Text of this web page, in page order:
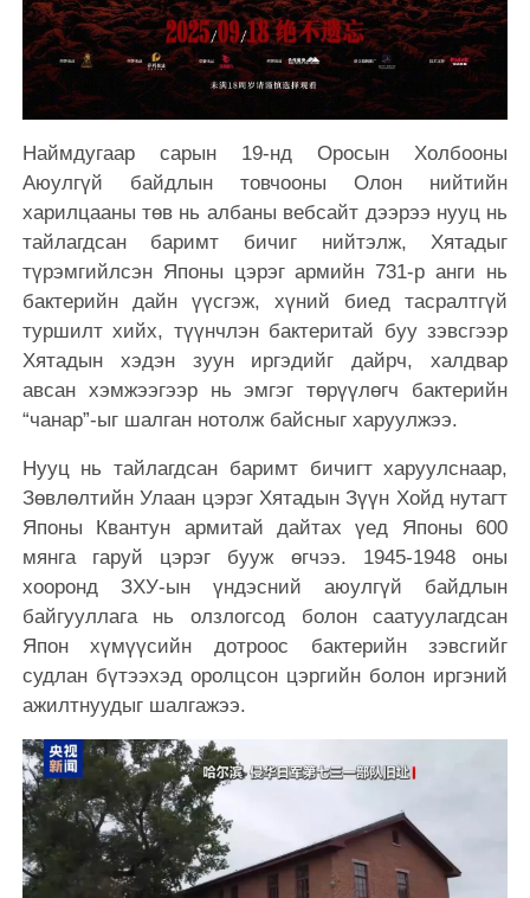
Наймдугаар сарын 19-нд Оросын Холбооны
Аюулгүй байдлын товчооны Олон нийтийн
харилцааны төв нь албаны вебсайт дээрээ нууц нь
тайлагдсан баримт бичиг нийтэлж, Хятадыг
түрэмгийлсэн Японы цэрэг армийн 731-р анги нь
бактерийн дайн үүсгэж, хүний биед тасралтгүй
туршилт хийх, түүнчлэн бактеритай буу зэвсгээр
Хятадын хэдэн зуун иргэдийг дайрч, халдвар
авсан хэмжээгээр нь эмгэг төрүүлөгч бактерийн
“чанар”-ыг шалган нотолж байсныг харуулжээ.
Нууц нь тайлагдсан баримт бичигт харуулснаар,
Зөвлөлтийн Улаан цэрэг Хятадын Зүүн Хойд нутагт
Японы Квантун армитай дайтах үед Японы 600
мянга гаруй цэрэг бууж өгчээ. 1945-1948 оны
хооронд ЗХУ-ын үндэсний аюулгүй байдлын
байгууллага нь олзлогсод болон саатуулагдсан
Япон хүмүүсийн дотроос бактерийн зэвсгийг
судлан бүтээхэд оролцсон цэргийн болон иргэний
ажилтнуудыг шалгажээ.